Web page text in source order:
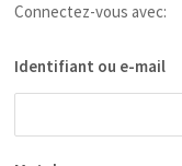
Connectez-vous avec:
Identifiant ou e-mail